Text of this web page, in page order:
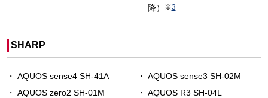
降）
※3
SHARP
AQUOS sense4 SH-41A
AQUOS sense3 SH-02M
AQUOS zero2 SH-01M
AQUOS R3 SH-04L